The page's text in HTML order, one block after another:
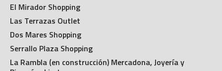
El Mirador Shopping
Las Terrazas Outlet
Dos Mares Shopping
Serrallo Plaza Shopping
La Rambla (en construcción) Mercadona, Joyería y